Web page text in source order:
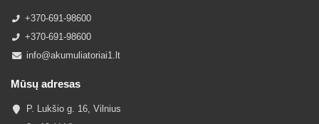
+370-691-98600
+370-691-98600
info@akumuliatoriai1.lt
Mūsų adresas
P. Lukšio g. 16, Vilnius